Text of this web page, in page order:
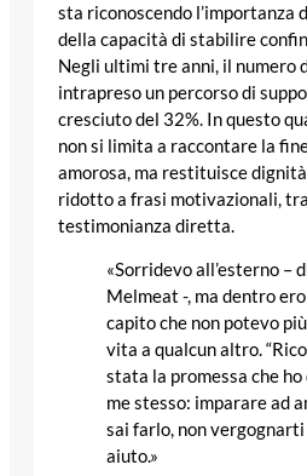
sta riconoscendo l’importanza
della capacità di stabilire
Negli ultimi tre anni, il numero
intrapreso un percorso di
cresciuto del 32%. In questo
non si limita a raccontare la
amorosa, ma restituisce
ridotto a frasi motivazionali,
testimonianza diretta.
«Sorridevo all’esterno –
Melmeat -, ma dentro
capito che non potevo
vita a qualcun altro.
stata la promessa che ho
me stesso: imparare ad
sai farlo, non
aiuto.»